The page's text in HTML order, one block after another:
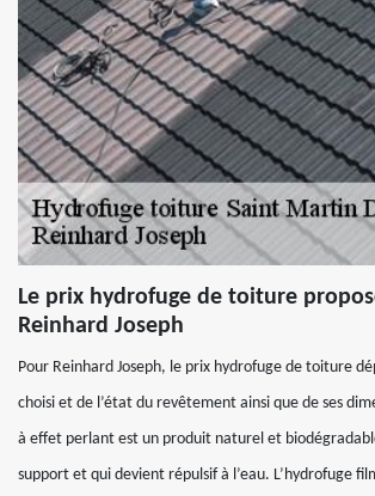
Le prix hydrofuge de toiture
Reinhard Joseph
Pour Reinhard Joseph, le prix hydrofuge de toiture
choisi et de l’état du revêtement ainsi que de ses
à effet perlant est un produit naturel et
support et qui devient répulsif à l’eau. L’hydrofuge